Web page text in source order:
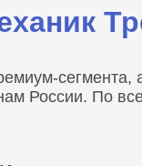
сегмента,
России. По